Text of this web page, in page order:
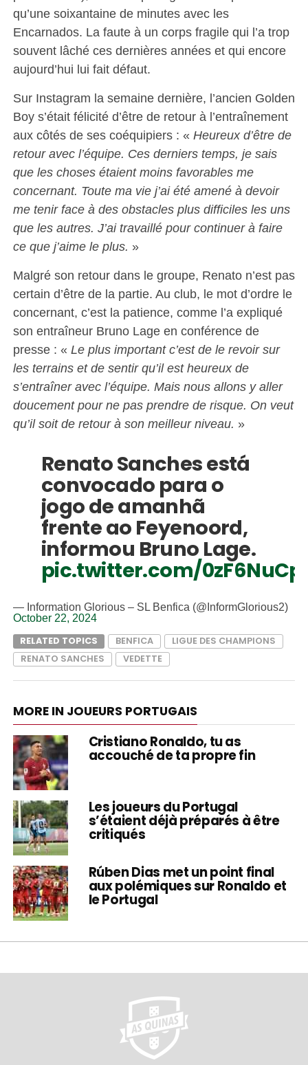
qu’une soixantaine de minutes avec les
Encarnados. La faute à un corps fragile qui l’a trop
souvent lâché ces dernières années et qui encore
aujourd’hui lui fait défaut.
Sur Instagram la semaine dernière, l’ancien Golden
Boy s’était félicité d’être de retour à l’entraînement
aux côtés de ses coéquipiers : « Heureux d’être de
retour avec l’équipe. Ces derniers temps, je sais
que les choses étaient moins favorables me
concernant. Toute ma vie j’ai été amené à devoir
me tenir face à des obstacles plus difficiles les uns
que les autres. J’ai travaillé pour continuer à faire
ce que j’aime le plus. »
Malgré son retour dans le groupe, Renato n’est pas
certain d’être de la partie. Au club, le mot d’ordre le
concernant, c’est la patience, comme l’a expliqué
son entraîneur Bruno Lage en conférence de
presse : « Le plus important c’est de le revoir sur
les terrains et de sentir qu’il est heureux de
s’entraîner avec l’équipe. Mais nous allons y aller
doucement pour ne pas prendre de risque. On veut
qu’il soit de retour à son meilleur niveau. »
Renato Sanches está
convocado para o
jogo de amanhã
frente ao Feyenoord,
informou Bruno Lage.
pic.twitter.com/
— Information Glorious – SL Benfica (@InformGlorious2)
October 22, 2024
RELATED TOPICS
BENFICA
LIGUE DES CHAMPIONS
RENATO SANCHES
VEDETTE
MORE IN JOUEURS PORTUGAIS
Cristiano Ronaldo, tu as
accouché de ta propre fin
Les joueurs du Portugal
s’étaient déjà préparés à être
critiqués
Rúben Dias met un point final
aux polémiques sur Ronaldo et
le Portugal